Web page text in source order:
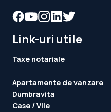
Link-uri utile
Taxe notariale
Apartamente de vanzare
Dumbravita
Case / Vile